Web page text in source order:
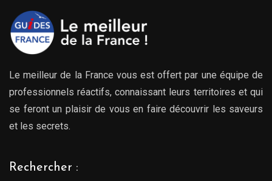
Le meilleur de la France vous est offert par une équipe de
professionnels réactifs, connaissant leurs territoires et qui
se feront un plaisir de vous en faire découvrir les saveurs
et les secrets.
Rechercher :